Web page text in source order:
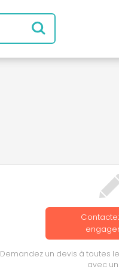
Demandez un devis à toutes
avec